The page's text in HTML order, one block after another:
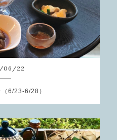
/06 /22
6/23-6/28）